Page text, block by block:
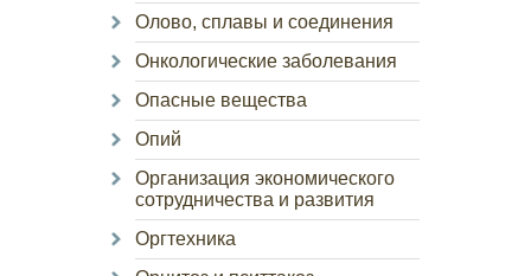
Олово, сплавы и соединения
Онкологические заболевания
Опасные вещества
Опий
Организация экономического
сотрудничества и развития
Оргтехника